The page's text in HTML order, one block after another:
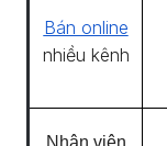
Bán online
nhiều kênh
Nhân viên